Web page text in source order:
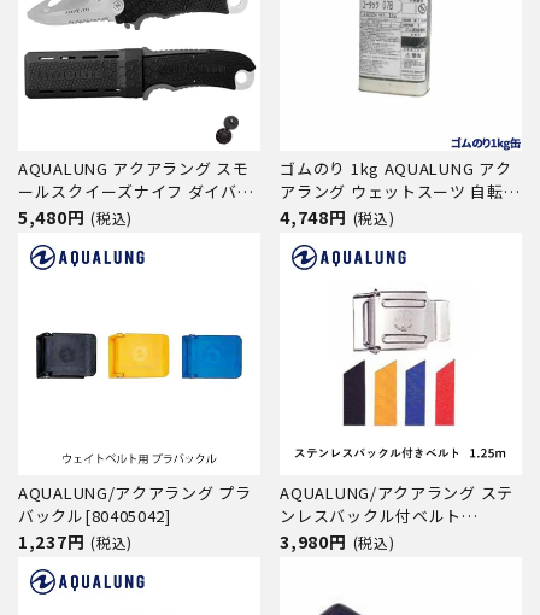
AQUALUNG アクアラング スモ
ールスクイーズナイフ ダイバー
ズナイフ [121111]
5,480円 (税込)
ゴムのり 1kg AQUALUNG アク
アラング ウェットスーツ 自転車
パンク修理 レザークラフト 接着
4,748円 (税込)
AQUALUNG/アクアラング プラ
バックル[80405042]
1,237円 (税込)
AQUALUNG/アクアラング ステ
ンレスバックル付ベルト
【125cm】[80405030]
3,980円 (税込)